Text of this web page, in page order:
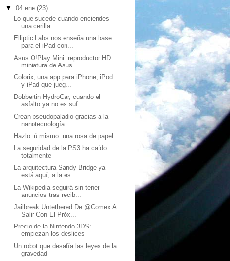
▼04 ene(23)
Lo que sucede cuando enciendes
una cerilla
Elliptic Labs nos enseña una base
para el iPad con...
Asus O!Play Mini: reproductor HD
miniatura de Asus
Colorix, una app para iPhone, iPod
y iPad que jueg...
Dobbertin HydroCar, cuando el
asfalto ya no es suf...
Crean pseudopaladio gracias a la
nanotecnología
Hazlo tú mismo: una rosa de papel
La seguridad de la PS3 ha caído
totalmente
La arquitectura Sandy Bridge ya
está aquí, a la es...
La Wikipedia seguirá sin tener
anuncios tras recib...
Jailbreak Untethered De @Comex A
Salir Con El Próx...
Precio de la Nintendo 3DS:
empiezan los deslices
Un robot que desafía las leyes de la
gravedad